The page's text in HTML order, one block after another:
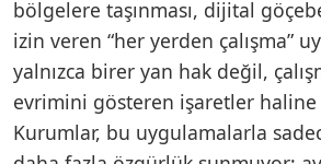
bölgelere taşınması, dijital
izin veren “her yerden çalışma”
yalnızca birer yan hak değil,
evrimini gösteren işaretler haline
Kurumlar, bu uygulamalarla